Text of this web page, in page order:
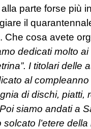
parte forse più
il
Che cosa avete
dedicati molto
I titolari
al
di dischi, piatti,
siamo andati a
l’etere